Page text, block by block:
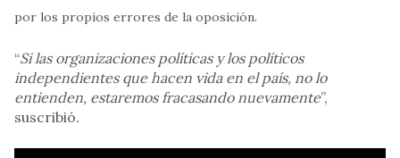
por los propios errores de la oposición.
“Si las organizaciones políticas y los políticos
independientes que hacen vida en el país, no lo
entienden, estaremos fracasando nuevamente”,
suscribió.